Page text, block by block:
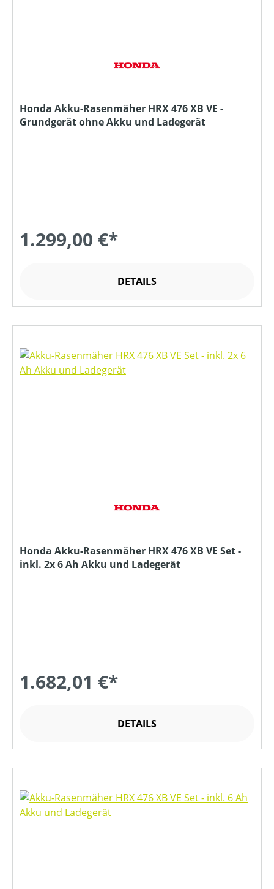
Honda Akku-Rasenmäher HRX 476 XB VE -
Grundgerät ohne Akku und Ladegerät
1.299,00 €*
DETAILS
Honda Akku-Rasenmäher HRX 476 XB VE Set -
inkl. 2x 6 Ah Akku und Ladegerät
1.682,01 €*
DETAILS